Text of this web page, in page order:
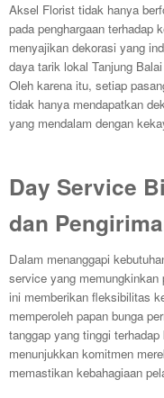
Aksel Florist tidak hanya
pada penghargaan terhadap
menyajikan dekorasi yang
daya tarik lokal Tanjung
Oleh karena itu, setiap
tidak hanya mendapatkan
yang mendalam dengan
Day Service
dan
Dalam menanggapi
service yang memungkinkan
ini memberikan fleksibilitas
memperoleh papan bunga
tanggap yang tinggi
menunjukkan komitmen
memastikan kebahagiaan